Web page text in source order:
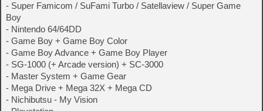
- Super Famicom / SuFami Turbo / Satellaview / Super Game
Boy
- Nintendo 64/64DD
- Game Boy + Game Boy Color
- Game Boy Advance + Game Boy Player
- SG-1000 (+ Arcade version) + SC-3000
- Master System + Game Gear
- Mega Drive + Mega 32X + Mega CD
- Nichibutsu - My Vision